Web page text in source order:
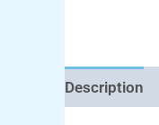
Description